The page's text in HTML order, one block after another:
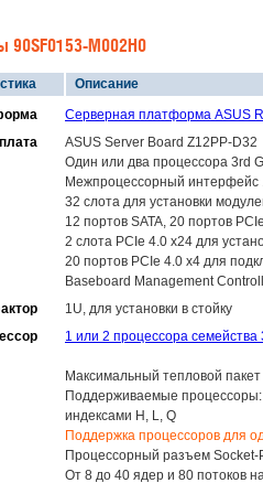
90SF0153-M002H0
Описание
Серверная платформа ASUS
ASUS Server Board Z12PP-D32
Один или два процессора 3rd
Межпроцессорный интерфейс
32 слота для установки
12 портов SATA, 20 портов
2 слота PCIe 4.0 x24 для
20 портов PCIe 4.0 x4 для
Baseboard Management
1U, для установки в стойку
1 или 2 процессора
Максимальный тепловой
Поддерживаемые процессоры:
индексами H, L, Q
Поддержка процессоров для
Процессорный разъем Socket-
От 8 до 40 ядер и 80 потоков